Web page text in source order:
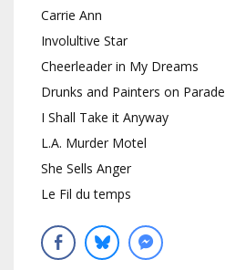
Carrie Ann
Involultive Star
Cheerleader in My Dreams
Drunks and Painters on Parade
I Shall Take it Anyway
L.A. Murder Motel
She Sells Anger
Le Fil du temps